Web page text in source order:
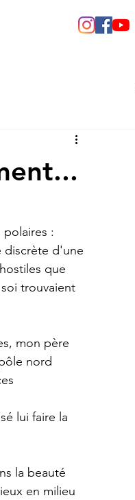
:
discrète d'une
que
trouvaient
mon père
nord
lui faire la
la beauté
en milieu